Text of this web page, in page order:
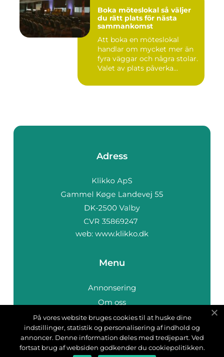
Boka möteslokal så väljer
du rätt plats för nästa
sammankomst
Att boka en möteslokal
handlar om mycket mer än
fyra väggar och några stolar.
Valet av plats påverka...
Adress
web: www.klikko.dk
Menu
Annonsering
Om oss
Cookies
Kontakta oss
Sitemap
På vores website bruges cookies til at huske dine
indstillinger, statistik og personalisering af indhold og
annoncer. Denne information deles med tredjepart. Ved
fortsat brug af websiden godkender du cookiepolitikken.